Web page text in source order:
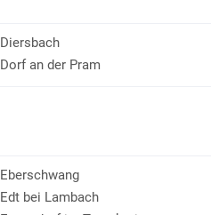
Diersbach
Dorf an der Pram
Eberschwang
Edt bei Lambach